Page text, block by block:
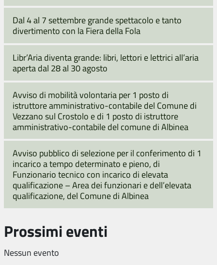
Dal 4 al 7 settembre grande spettacolo e tanto
divertimento con la Fiera della Fola
Libr’Aria diventa grande: libri, lettori e lettrici all’aria
aperta dal 28 al 30 agosto
Avviso di mobilità volontaria per 1 posto di
istruttore amministrativo-contabile del Comune di
Vezzano sul Crostolo e di 1 posto di istruttore
amministrativo-contabile del comune di Albinea
Avviso pubblico di selezione per il conferimento di 1
incarico a tempo determinato e pieno, di
Funzionario tecnico con incarico di elevata
qualificazione – Area dei funzionari e dell’elevata
qualificazione, del Comune di Albinea
Prossimi eventi
Nessun evento